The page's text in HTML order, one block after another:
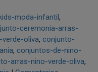
moda-infantil
ceremonia-arras-
oliva conjunto-
conjuntos-de-nino-
arras-nino-verde-oliva